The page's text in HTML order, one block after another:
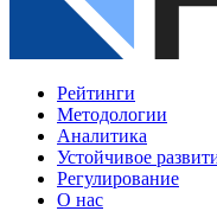
Рейтинги
Методологии
Аналитика
Устойчивое
Регулирование
О нас